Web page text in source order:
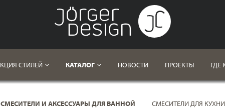
СТИЛЕЙ КАТАЛОГ НОВОСТИ ПРОЕКТЫ ГДЕ
СМЕСИТЕЛИ И АКСЕССУАРЫ ДЛЯ ВАННОЙ СМЕСИТЕЛИ ДЛЯ КУХНИ